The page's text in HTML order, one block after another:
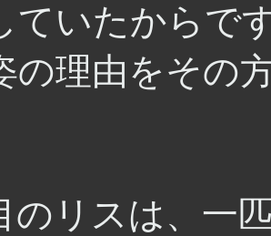
ていたからで
の理由をその
リスは、一